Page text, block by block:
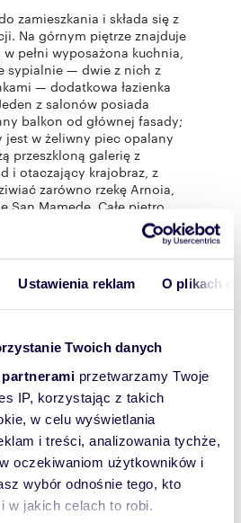
Ustawienia reklam O plikach
Twoich danych
partnerami przetwarzamy Twoje
IP, korzystając z takich
w celu wyświetlania
i treści, analizowania tychże,
oczekiwaniom użytkowników i
wybór odnośnie tego, kto
w jakich celach to robi.
zamieszkania i składa się z
Na górnym piętrze znajduje
pełni wyposażona kuchnia,
sypialnie — dwie z nich z
— dodatkowa łazienka
z salonów posiada
balkon od głównej fasady;
jest w żeliwny piec opalany
przeszkloną galerię z
i otaczający krajobraz, z
zarówno rzekę Arnoia,
San Mamede. Całe piętro
ogrzewanie oraz ciepłą wodę
o pojemności 1
z górnym piętrem pięknymi
obejmuje kolejny
główną fasadę, oddzielny
schowek pod schodami,
stajnie, które również zostały
jako piwniczka
oraz strefa
ta posiada również
wyjścia do ogrodu.
ponad 1 000 m²,
obejmuje różnorodne
tym drzewa owocowe
włoskie, śliwy,
i wiśnie), kamelie, drzewo